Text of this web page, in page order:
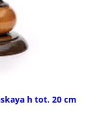
h tot. 20 cm